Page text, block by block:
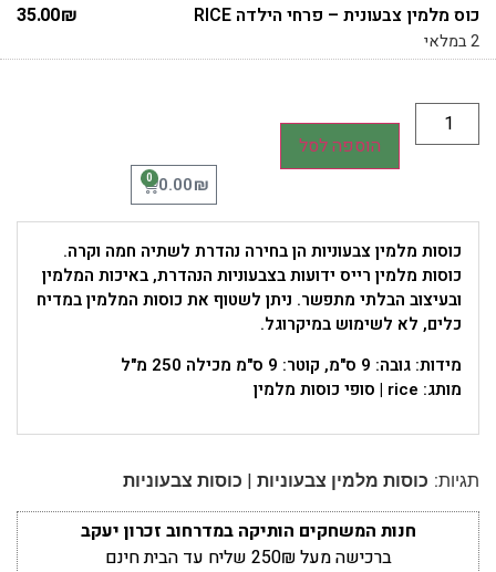
כוס מלמין צבעונית – פרחי הילדה RICE 35.00₪
2 במלאי
הוספה לסל
0.00₪
0
כוסות מלמין צבעוניות הן בחירה נהדרת לשתיה חמה וקרה.
כוסות מלמין רייס ידועות בצבעוניות הנהדרת, באיכות המלמין
ובעיצוב הבלתי מתפשר. ניתן לשטוף את כוסות המלמין במדיח
כלים, לא לשימוש במיקרוגל.
מידות: גובה: 9 ס"מ, קוטר: 9 ס"מ מכילה 250 מ"ל
מותג: rice | סופי כוסות מלמין
תגיות: כוסות מלמין צבעוניות | כוסות צבעוניות
חנות המשחקים הותיקה במדרחוב זכרון יעקב
ברכישה מעל 250₪ שליח עד הבית חינם